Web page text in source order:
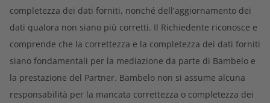
completezza dei dati forniti, nonché dell'aggiornamento dei
dati qualora non siano più corretti. Il Richiedente riconosce e
comprende che la correttezza e la completezza dei dati forniti
siano fondamentali per la mediazione da parte di Bambelo e
la prestazione del Partner. Bambelo non si assume alcuna
responsabilità per la mancata correttezza o completezza dei